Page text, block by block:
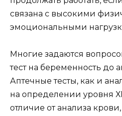
связана с высокими
эмоциональными
Многие задаются
тест на беременность до
Аптечные тесты, как и
на определении уровня
отличие от анализа крови,